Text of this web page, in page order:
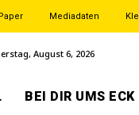
Mediadaten
August 6, 2026
BEI DIR UMS ECK